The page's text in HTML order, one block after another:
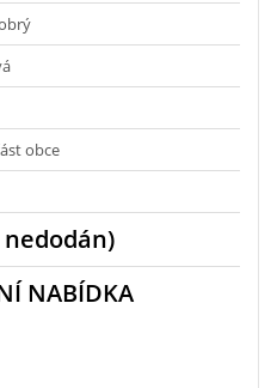
obce
nedodán)
NABÍDKA